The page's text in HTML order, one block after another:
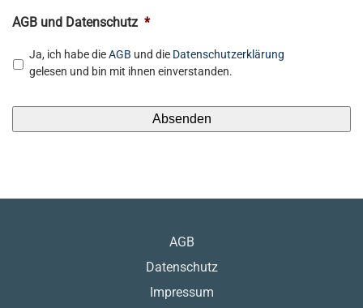
AGB und Datenschutz *
Ja, ich habe dieAGB und die Datenschutzerklärung
gelesen und bin mit ihnen einverstanden.
AGB
Datenschutz
Impressum